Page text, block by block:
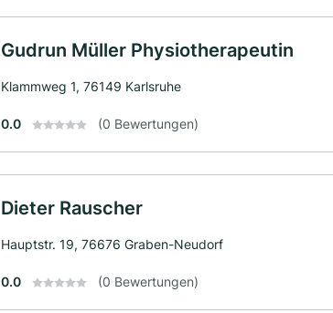
Gudrun Müller Physiotherapeutin
Klammweg 1, 76149 Karlsruhe
0.0 (0 Bewertungen)
Dieter Rauscher
Hauptstr. 19, 76676 Graben-Neudorf
0.0 (0 Bewertungen)